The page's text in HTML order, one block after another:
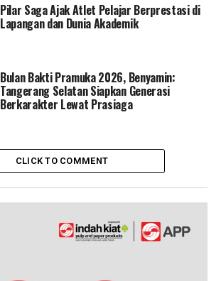
Pilar Saga Ajak Atlet Pelajar Berprestasi di
Lapangan dan Dunia Akademik
Bulan Bakti Pramuka 2026, Benyamin:
Tangerang Selatan Siapkan Generasi
Berkarakter Lewat Prasiaga
CLICK TO COMMENT